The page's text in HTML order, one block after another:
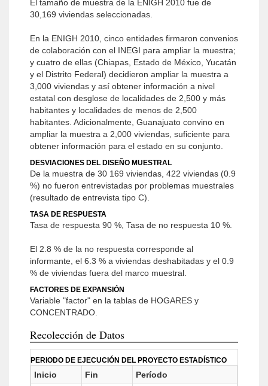
El tamaño de muestra de la ENIGH 2010 fue de
30,169 viviendas seleccionadas.
En la ENIGH 2010, cinco entidades firmaron convenios
de colaboración con el INEGI para ampliar la muestra;
y cuatro de ellas (Chiapas, Estado de México, Yucatán
y el Distrito Federal) decidieron ampliar la muestra a
3,000 viviendas y así obtener información a nivel
estatal con desglose de localidades de 2,500 y más
habitantes y localidades de menos de 2,500
habitantes. Adicionalmente, Guanajuato convino en
ampliar la muestra a 2,000 viviendas, suficiente para
obtener información para el estado en su conjunto.
DESVIACIONES DEL DISEÑO MUESTRAL
De la muestra de 30 169 viviendas, 422 viviendas (0.9
%) no fueron entrevistadas por problemas muestrales
(resultado de entrevista tipo C).
TASA DE RESPUESTA
Tasa de respuesta 90 %, Tasa de no respuesta 10 %.
El 2.8 % de la no respuesta corresponde al
informante, el 6.3 % a viviendas deshabitadas y el 0.9
% de viviendas fuera del marco muestral.
FACTORES DE EXPANSIÓN
Variable "factor" en la tablas de HOGARES y
CONCENTRADO.
Recolección de Datos
PERIODO DE EJECUCIÓN DEL PROYECTO ESTADÍSTICO
Inicio Fin
Período